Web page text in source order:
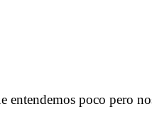
poco pero